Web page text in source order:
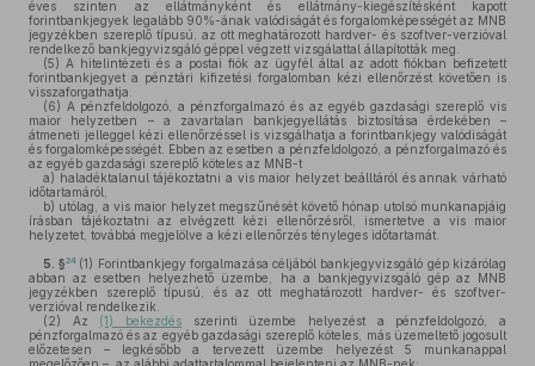
éves szinten az ellátmányként és ellátmány-kiegészítésként kapott
forintbankjegyek legalább 90%-ának valódiságát és forgalomképességét az MNB
jegyzékben szereplő típusú, az ott meghatározott hardver- és szoftver-verzióval
rendelkező bankjegyvizsgáló géppel végzett vizsgálattal állapították meg.
(5) A hitelintézeti és a postai fiók az ügyfél által az adott fiókban befizetett
forintbankjegyet a pénztári kifizetési forgalomban kézi ellenőrzést követően is
visszaforgathatja.
(6) A pénzfeldolgozó, a pénzforgalmazó és az egyéb gazdasági szereplő vis
maior helyzetben – a zavartalan bankjegyellátás biztosítása érdekében –
átmeneti jelleggel kézi ellenőrzéssel is vizsgálhatja a forintbankjegy valódiságát
és forgalomképességét. Ebben az esetben a pénzfeldolgozó, a pénzforgalmazó és
az egyéb gazdasági szereplő köteles az MNB-t
a) haladéktalanul tájékoztatni a vis maior helyzet beálltáról és annak várható
időtartamáról,
b) utólag, a vis maior helyzet megszűnését követő hónap utolsó munkanapjáig
írásban tájékoztatni az elvégzett kézi ellenőrzésről, ismertetve a vis maior
helyzetet, továbbá megjelölve a kézi ellenőrzés tényleges időtartamát.
5. §24 (1) Forintbankjegy forgalmazása céljából bankjegyvizsgáló gép kizárólag
abban az esetben helyezhető üzembe, ha a bankjegyvizsgáló gép az MNB
jegyzékben szereplő típusú, és az ott meghatározott hardver- és szoftver-
verzióval rendelkezik.
(2) Az (1) bekezdés szerinti üzembe helyezést a pénzfeldolgozó, a
pénzforgalmazó és az egyéb gazdasági szereplő köteles, más üzemeltető jogosult
előzetesen – legkésőbb a tervezett üzembe helyezést 5 munkanappal